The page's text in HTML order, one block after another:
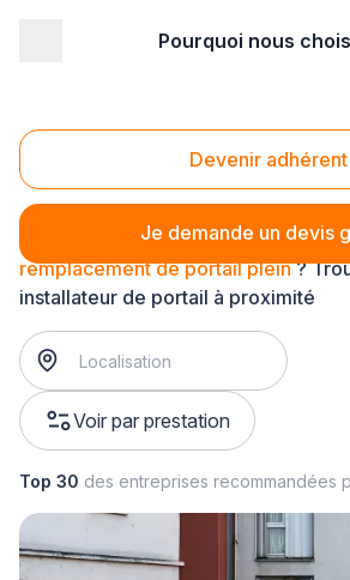
Pourquoi nous
Devenir adhérent
Je demande un devis
Remplacement de portail plein
remplacement de portail plein?
installateur de portail à proximité
Voir par prestation
Top 30 des entreprises recommandées